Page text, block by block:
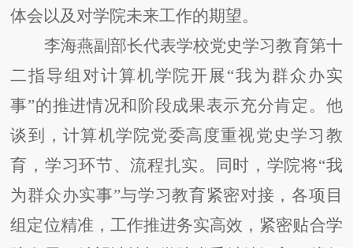
体会以及对学院未来工作的期望。
李海燕副部长代表学校党史学习教育第十
二指导组对计算机学院开展“我为群众办实
事”的推进情况和阶段成果表示充分肯定。他
谈到，计算机学院党委高度重视党史学习教
育，学习环节、流程扎实。同时，学院将“我
为群众办实事”与学习教育紧密对接，各项目
组定位精准，工作推进务实高效，紧密贴合学